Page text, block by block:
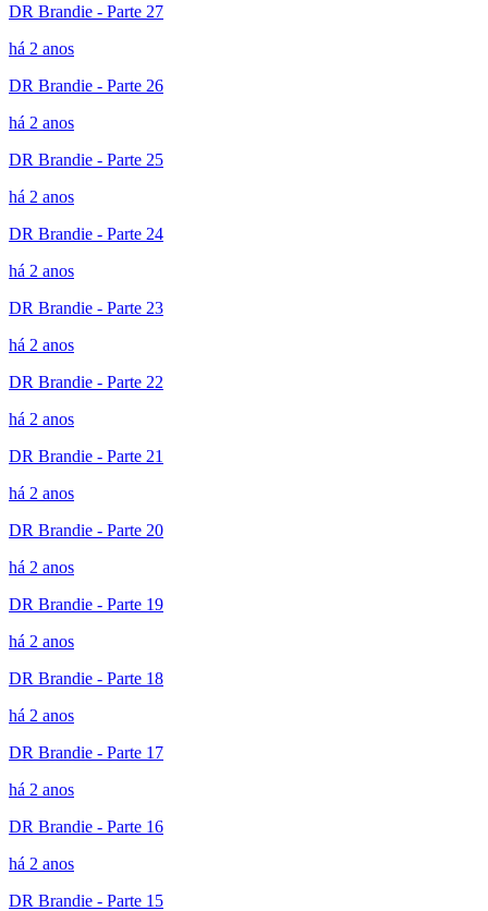
DR Brandie - Parte 27
há 2 anos
DR Brandie - Parte 26
há 2 anos
DR Brandie - Parte 25
há 2 anos
DR Brandie - Parte 24
há 2 anos
DR Brandie - Parte 23
há 2 anos
DR Brandie - Parte 22
há 2 anos
DR Brandie - Parte 21
há 2 anos
DR Brandie - Parte 20
há 2 anos
DR Brandie - Parte 19
há 2 anos
DR Brandie - Parte 18
há 2 anos
DR Brandie - Parte 17
há 2 anos
DR Brandie - Parte 16
há 2 anos
DR Brandie - Parte 15